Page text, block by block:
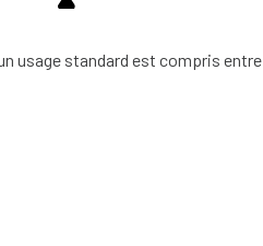
usage standard est compris